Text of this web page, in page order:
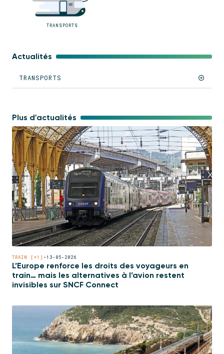
TRANSPORTS
Actualités
TRANSPORTS
Plus d'actualités
TRAIN [+1] •13-05-2026
L’Europe renforce les droits des voyageurs en
train… mais les alternatives à l’avion restent
invisibles sur SNCF Connect